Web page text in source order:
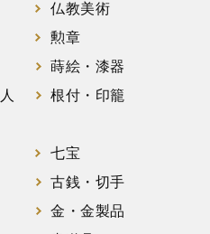
仏教美術
勲章
蒔絵・漆器
根付・印籠
七宝
古銭・切手
金・金製品